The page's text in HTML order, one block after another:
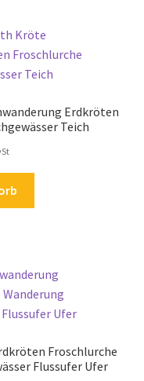
Erdkröten
Teich
Froschlurche
Flussufer Ufer